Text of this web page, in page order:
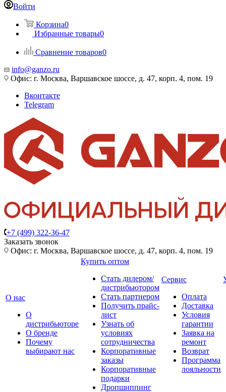
Войти
Корзина0
Избранные товары0
Сравнение товаров0
info@ganzo.ru
Офис: г. Москва, Варшавское шоссе, д. 47, корп. 4, пом. 19
Вконтакте
Telegram
+7 (499) 322-36-47
Заказать звонок
Офис: г. Москва, Варшавское шоссе, д. 47, корп. 4, пом. 19
О нас
О
дистрибьюторе
О бренде
Почему
выбирают нас
Купить оптом
Стать дилером/
дистрибьютором
Стать партнером
Получить прайс-
лист
Узнать об
условиях
сотрудничества
Корпоративные
заказы
Корпоративные
подарки
Дропшиппинг
Сервис
Оплата
Доставка
Условия
гарантии
Заявка на
ремонт
Возврат
Программа
лояльности